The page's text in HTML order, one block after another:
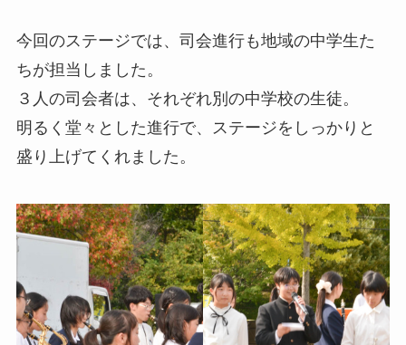
今回のステージでは、司会進行も地域の中学生た
ちが担当しました。
３人の司会者は、それぞれ別の中学校の生徒。
明るく堂々とした進行で、ステージをしっかりと
盛り上げてくれました。